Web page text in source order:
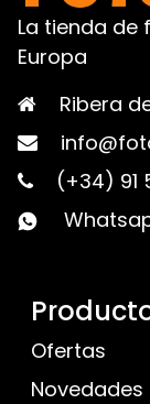
La tienda
Europa
Ribera
(+34) 91
Ofertas
Novedades